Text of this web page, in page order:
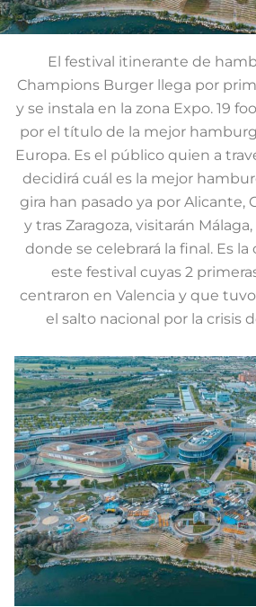
El festival itinerante de
Champions Burger llega por
y se instala en la zona Expo. 19
por el título de la mejor
Europa. Es el público quien a
decidirá cuál es la mejor
gira han pasado ya por Alicante,
y tras Zaragoza, visitarán
donde se celebrará la final. Es
este festival cuyas 2
centraron en Valencia y que
el salto nacional por la crisis